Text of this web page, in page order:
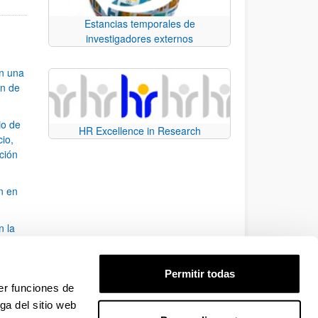
funciones de
del sitio web
Permitir todas
una
de
de
en
la
Estancias temporales de
investigadores externos
HR Excellence in Research